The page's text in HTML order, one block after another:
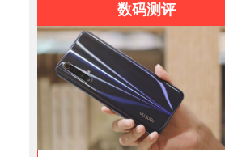
数码测评